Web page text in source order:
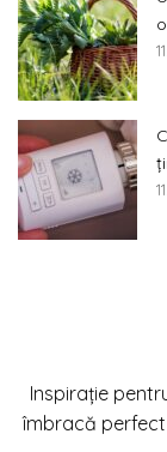
Inspirație
îmbracă